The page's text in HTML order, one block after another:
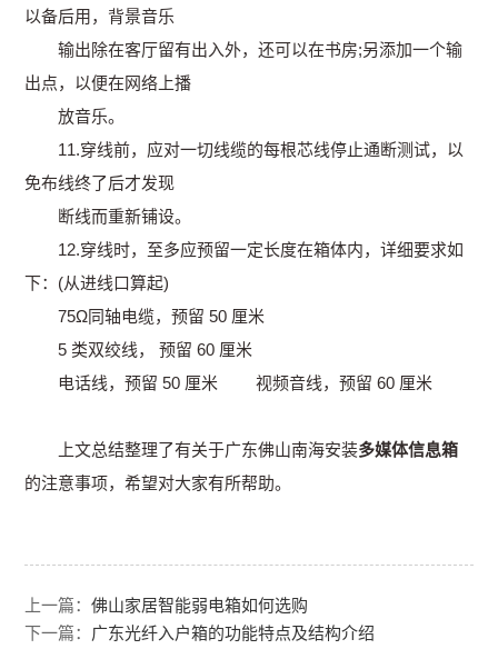
以备后用，背景音乐
输出除在客厅留有出入外，还可以在书房;另添加一个输
出点，以便在网络上播
放音乐。
11.穿线前，应对一切线缆的每根芯线停止通断测试，以
免布线终了后才发现
断线而重新铺设。
12.穿线时，至多应预留一定长度在箱体内，详细要求如
下：(从进线口算起)
75Ω同轴电缆，预留 50 厘米
5 类双绞线， 预留 60 厘米
电话线，预留 50 厘米 视频音线，预留 60 厘米
上文总结整理了有关于广东佛山南海安装多媒体信息箱
的注意事项，希望对大家有所帮助。
上一篇：佛山家居智能弱电箱如何选购
下一篇： 广东光纤入户箱的功能特点及结构介绍